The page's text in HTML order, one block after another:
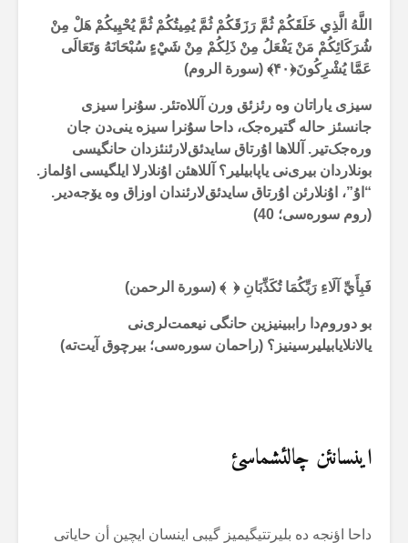
اللَّهُ الَّذِي خَلَقَكُمْ ثُمَّ رَزَقَكُمْ ثُمَّ يُمِيتُكُمْ ثُمَّ يُحْيِيكُمْ هَلْ مِنْ
شُرَكَائِكُمْ مَنْ يَفْعَلُ مِنْ ذَلِكُمْ مِنْ شَيْءٍ سُبْحَانَهُ وَتَعَالَى
عَمَّا يُشْرِكُونَ﴿۴۰﴾ (سورة الروم)
سیزی یاراتان وە رئزئق ورن آللاەتئر. سۇنرا سیزی
جانسئز حالە گتیرەجک، داحا سۇنرا سیزە ینی‌دن جان
ورەجک‌تیر. آللاها اۇرتاق سایدئق‌لارئنئزدان حانگیسی
بونلاردان بیری‌نی یاپابیلیر؟ آللاهئن اۇنلارلا ایلگیسی اۇلماز.
“اۇ”، اۇنلارئن اۇرتاق سایدئق‌لارئندان اوزاق وە یۆجەدیر.
(روم سورەسی؛ 40)
فَبِأَيِّ آلَاءِ رَبِّكُمَا تُكَذِّبَانِ ﴿ ﴾ (سورة الرحمن)
بو دوروم‌دا راببینیزین حانگی نیعمت‌لری‌نی
یالانلایابیلیرسینیز؟ (راحمان سورەسی؛ بیرچوق آیت‌تە)
اینسانئن چالئشماسئ
داحا اؤنجە دە بلیرتتیگیمیز گیبی اینسان ایچین أن حایاتی